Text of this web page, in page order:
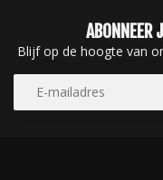
ABONNEER
Blijf op de hoogte van